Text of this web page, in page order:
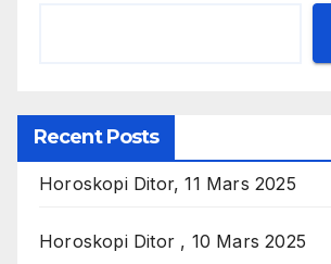
Recent Posts
Horoskopi Ditor, 11 Mars 2025
Horoskopi Ditor , 10 Mars 2025